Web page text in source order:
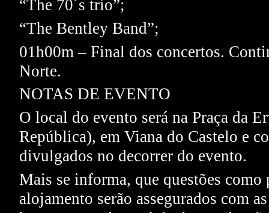
“The 70´s trio”;
“The Bentley Band”;
01h00m – Final dos concertos.
Norte.
NOTAS DE EVENTO
O local do evento será na Praça da
República), em Viana do Castelo e
divulgados no decorrer do evento.
Mais se informa, que questões como
alojamento serão assegurados com